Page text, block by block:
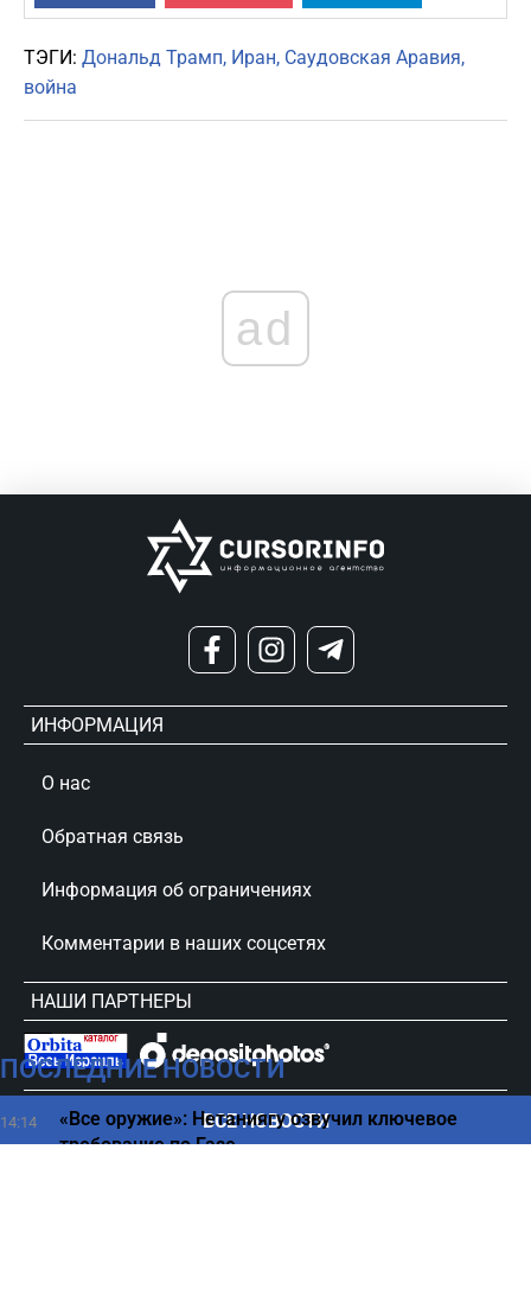
ТЭГИ: Дональд Трамп Иран Саудовская Аравия
война
ПОСЛЕДНИЕ НОВОСТИ
14:14
«Все оружие»: Нетаниягу озвучил ключевое
требование по Газе
ВСЕ НОВОСТИ
ad
ИНФОРМАЦИЯ
О нас
Обратная связь
Информация об ограничениях
Комментарии в наших соцсетях
НАШИ ПАРТНЕРЫ
сursorinfo.co.il © Все права защищены